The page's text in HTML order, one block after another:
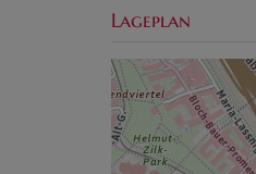
Lageplan